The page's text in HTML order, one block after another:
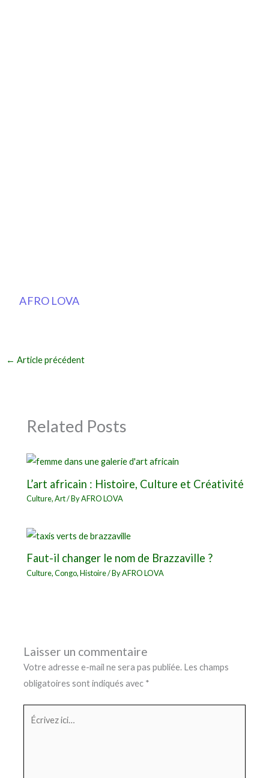
AFRO LOVA
← Article précédent
Related Posts
L’art africain : Histoire, Culture et Créativité
Culture,Art/ ByAFRO LOVA
Faut-il changer le nom de Brazzaville ?
Culture,Congo,Histoire/ ByAFRO LOVA
Laisser un commentaire
Votre adresse e-mail ne sera pas publiée. Les champs
obligatoires sont indiqués avec *